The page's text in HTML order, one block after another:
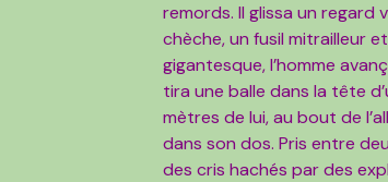
remords. Il glissa un regard
chèche, un fusil mitrailleur
gigantesque, l’homme
tira une balle dans la tête
mètres de lui, au bout de
dans son dos. Pris entre
des cris hachés par des